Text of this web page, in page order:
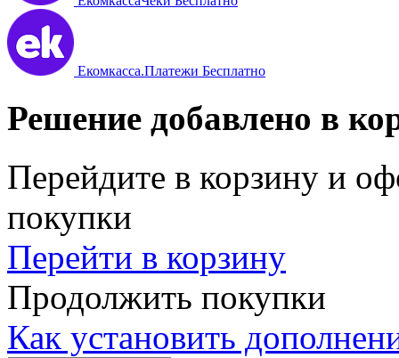
Екомкасса.Платежи Бесплатно
Решение добавлено в
Перейдите в корзину и
покупки
Перейти в корзину
Продолжить покупки
Как установить